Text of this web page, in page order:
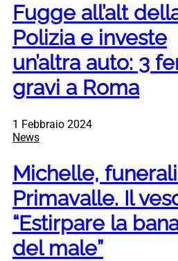
Fugge all’alt
Polizia e investe
un’altra auto: 3
gravi a Roma
1 Febbraio 2024
News
Michelle,
Primavalle. Il
“Estirpare la
del male”